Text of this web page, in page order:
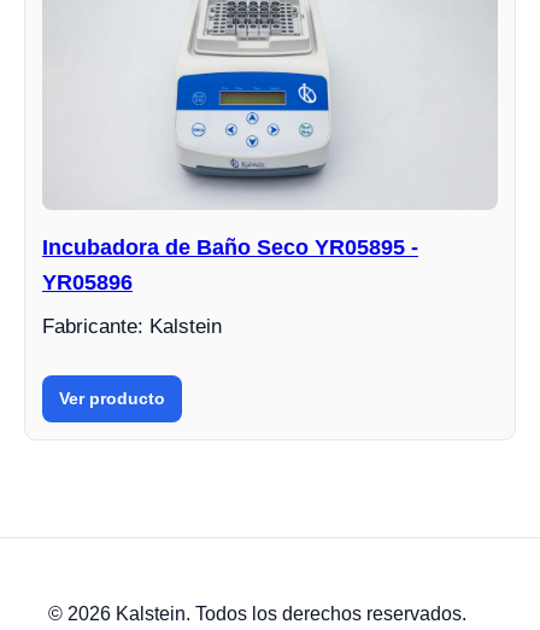
Incubadora de Baño Seco YR05895 -
YR05896
Fabricante: Kalstein
Ver producto
© 2026 Kalstein. Todos los derechos reservados.